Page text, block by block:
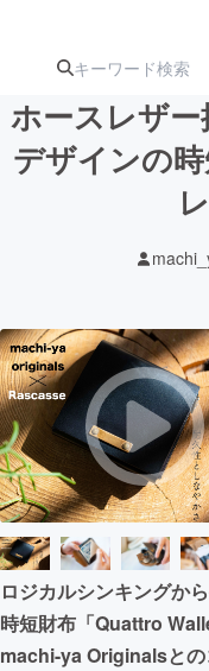
注
テクノロジ
映像・映画
ビジネス・
まちづくり
CAMPFIRE for
ホースレザ
デザインの
ロジカルシンキングか
時短財布「Quattro
machi-ya Originalsと